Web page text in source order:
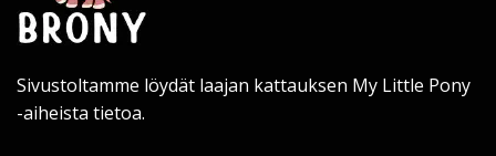
Sivustoltamme löydät laajan kattauksen My Little Pony
-aiheista tietoa.